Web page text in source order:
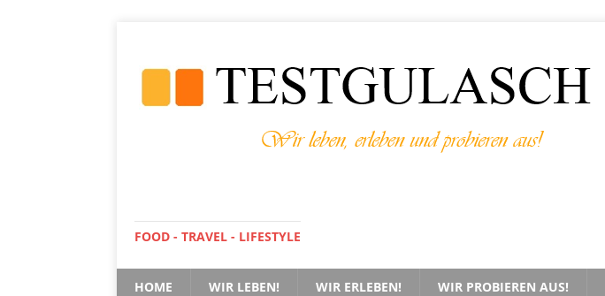
FOOD - TRAVEL - LIFESTYLE
HOME WIR LEBEN! WIR ERLEBEN! WIR PROBIEREN AUS!